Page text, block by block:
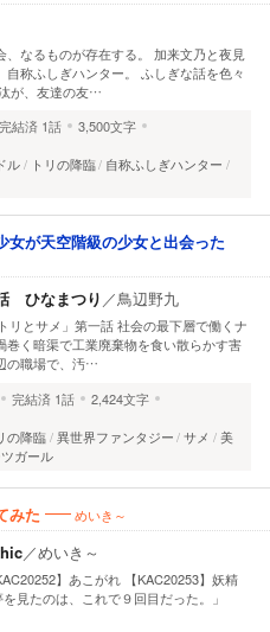
、なるものが存在する。 加来文乃と夜見
称ふしぎハンター。 ふしぎな話を色々
が、友達の友…
完結済 1話
3,500文字
ル トリの降臨 自称ふしぎハンター
女が天空階級の少女と出会った
ひなまつり ／鳥辺野九
リとサメ」第一話 社会の最下層で働くナ
巻く暗渠で工業廃棄物を食い散らかす害
の職場で、汚…
完結済 1話
2,424文字
の降臨 異世界ファンタジー サメ
美
ガール
みた めいき～
／めいき～
】あこがれ 【KAC20253】妖精
見たのは、これで９回目だった。」